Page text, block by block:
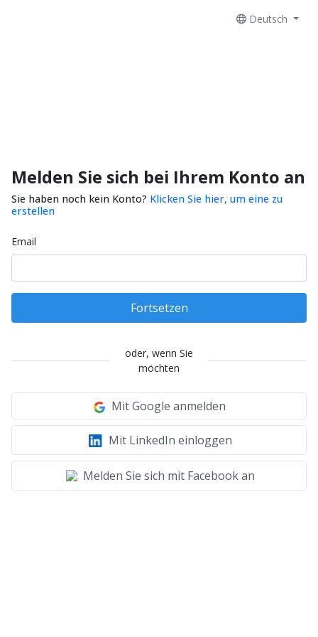
Deutsch
Melden Sie sich bei Ihrem Konto an
Sie haben noch kein Konto? Klicken Sie hier, um eine zu
erstellen
Email
Fortsetzen
oder, wenn Sie
möchten
Mit Google anmelden
Mit LinkedIn einloggen
Melden Sie sich mit Facebook an